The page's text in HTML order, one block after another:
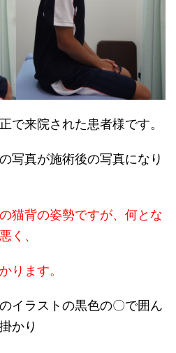
で来院された患者様です。
写真が施術後の写真になり
猫背の姿勢ですが、何とな
く、
ります。
イラストの黒色の〇で囲ん
かり